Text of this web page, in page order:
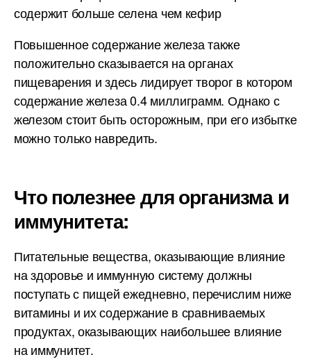
содержит больше селена чем кефир
Повышенное содержание железа также
положительно сказывается на органах
пищеварения и здесь лидирует творог в котором
содержание железа 0.4 миллиграмм. Однако с
железом стоит быть осторожным, при его избытке
можно только навредить.
Что полезнее для организма и
иммунитета:
Питательные вещества, оказывающие влияние
на здоровье и иммунную систему должны
поступать с пищей ежедневно, перечислим ниже
витамины и их содержание в сравниваемых
продуктах, оказывающих наибольшее влияние
на иммунитет.